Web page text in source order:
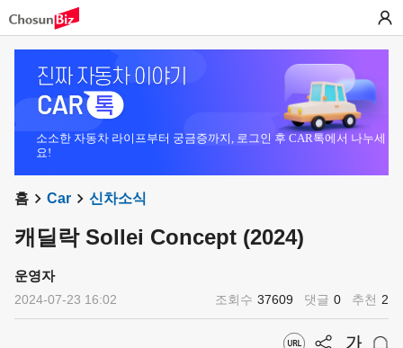
소소한 자동차 라이프부터 궁금증까지, 로그인 후 CAR톡에서 나누세
요!
홈 Car 신차소식
캐딜락 Sollei Concept (2024)
운영자
2024-07-23 16:02 조회수 37609 댓글 0 추천 2